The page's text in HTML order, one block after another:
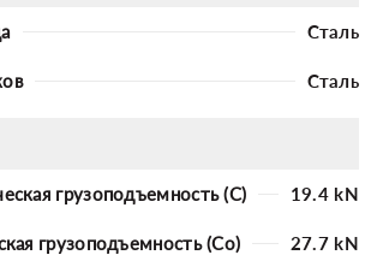
Сталь
Сталь
грузоподъемность (C) 19.4 kN
грузоподъемность (Co) 27.7 kN